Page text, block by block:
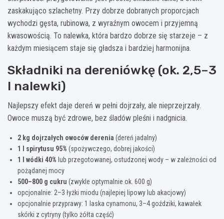
zaskakująco szlachetny. Przy dobrze dobranych proporcjach
wychodzi gęsta, rubinowa, z wyraźnym owocem i przyjemną
kwasowością. To nalewka, która bardzo dobrze się starzeje – z
każdym miesiącem staje się gładsza i bardziej harmonijna.
Składniki na dereniówkę (ok. 2,5–3
l nalewki)
Najlepszy efekt daje dereń w pełni dojrzały, ale nieprzejrzały.
Owoce muszą być zdrowe, bez śladów pleśni i nadgnicia.
2 kg dojrzałych owoców derenia (dereń jadalny)
1 l spirytusu 95% (spożywczego, dobrej jakości)
1 l wódki 40% lub przegotowanej, ostudzonej wody – w zależności od
pożądanej mocy
500–800 g cukru (zwykle optymalnie ok. 600 g)
opcjonalnie: 2–3 łyżki miodu (najlepiej lipowy lub akacjowy)
opcjonalnie przyprawy: 1 laska cynamonu, 3–4 goździki, kawałek
skórki z cytryny (tylko żółta część)